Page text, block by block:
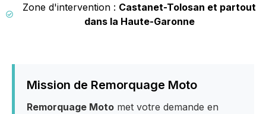
Zone d'intervention : Castanet-Tolosan et partout
dans la Haute-Garonne
Mission de Remorquage Moto
Remorquage Moto met votre demande en